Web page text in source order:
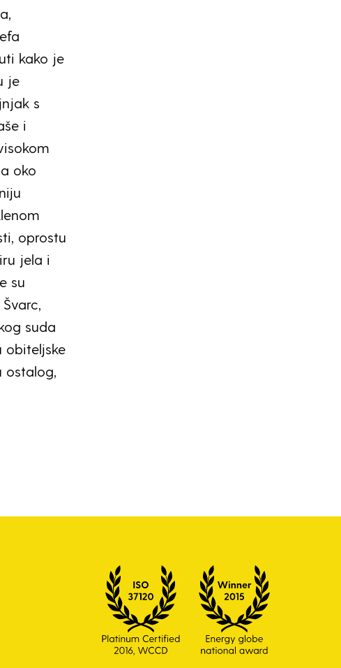
kako je
je
s
i
oko
oprostu
jela i
su
suda
obiteljske
ostalog,